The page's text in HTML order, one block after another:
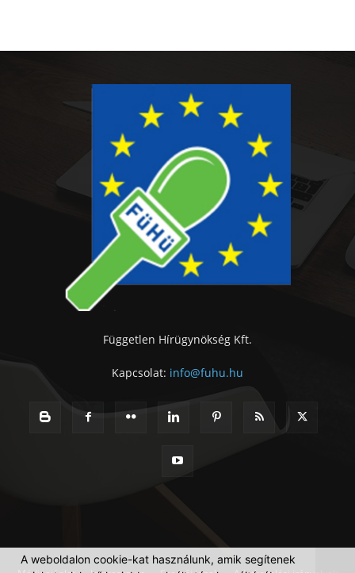
Független Hírügynökség Kft.
Kapcsolat: info@fuhu.hu
A weboldalon cookie-kat használunk, amik segítenek